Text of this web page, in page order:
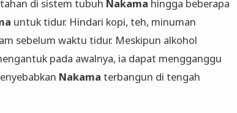
di sistem tubuh Nakama hingga beberapa
untuk tidur. Hindari kopi, teh, minuman
sebelum waktu tidur. Meskipun alkohol
pada awalnya, ia dapat mengganggu
Nakama terbangun di tengah